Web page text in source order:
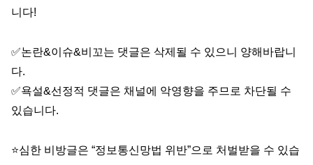
니다!
✅논란&이슈&비꼬는 댓글은 삭제될 수 있으니 양해바랍니
다.
✅욕설&선정적 댓글은 채널에 악영향을 주므로 차단될 수
있습니다.
⭐심한 비방글은 “정보통신망법 위반”으로 처벌받을 수 있습